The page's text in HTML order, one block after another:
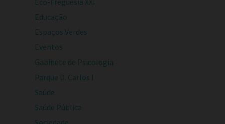
Educação
Espaços Verdes
Eventos
Gabinete de Psicologia
Parque D. Carlos I
Saúde
Saúde Pública